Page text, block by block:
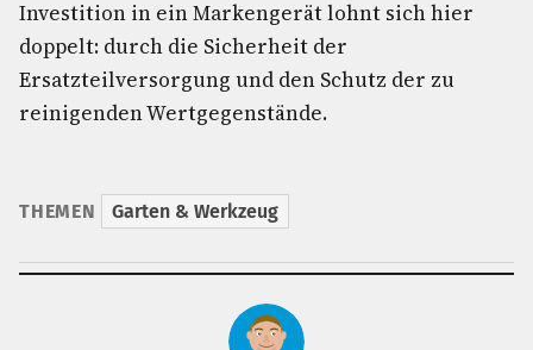
Investition in ein Markengerät lohnt sich hier
doppelt: durch die Sicherheit der
Ersatzteilversorgung und den Schutz der zu
reinigenden Wertgegenstände.
THEMEN Garten & Werkzeug